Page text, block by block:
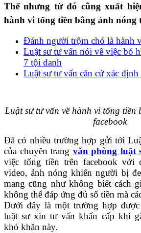
Thế nhưng từ đó cũng xuất
hành vi tống tiền bằng ảnh nóng
Đánh người trộm chó là hành
Luật sư tư vấn nói về việc bỏ
7 tội danh
Luật sư tư vấn căn cứ xác định
Luật sư tư vấn về hành vi tống tiền
facebook
Đã có nhiều trường hợp gửi tới
của chuyên trang văn phòng luật
việc tống tiền trên facebook với
video, ảnh nóng khiến người bị
mang cũng như không biết cách
không thể đáp ứng đủ số tiền mà
Dưới đây là một trường hợp
luật sư xin tư vấn khẩn cấp khi
khó khăn này.